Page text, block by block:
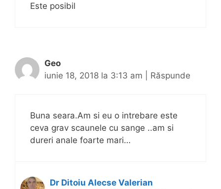
Este posibil
Geo
iunie 18, 2018 la 3:13 am
Răspunde
Buna seara.Am si eu o intrebare este
ceva grav scaunele cu sange ..am si
dureri anale foarte mari…
Dr Ditoiu Alecse Valerian